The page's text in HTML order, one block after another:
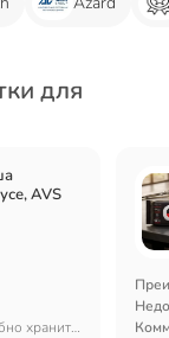
для
AVS
хранить.